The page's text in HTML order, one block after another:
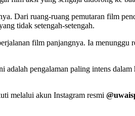
Dari ruang-ruang pemutaran film
tidak setengah-setengah.
film panjangnya. Ia
adalah pengalaman paling intens
melalui akun Instagram resmi